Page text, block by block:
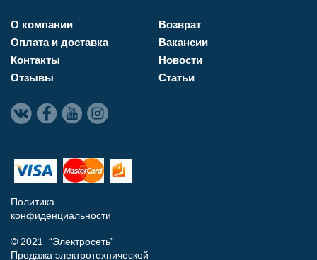
О компании
Оплата и доставка
Контакты
Отзывы
Возврат
Вакансии
Новости
Статьи
Политика
конфиденциальности
© 2021 “Электросеть”
Продажа электротехнической